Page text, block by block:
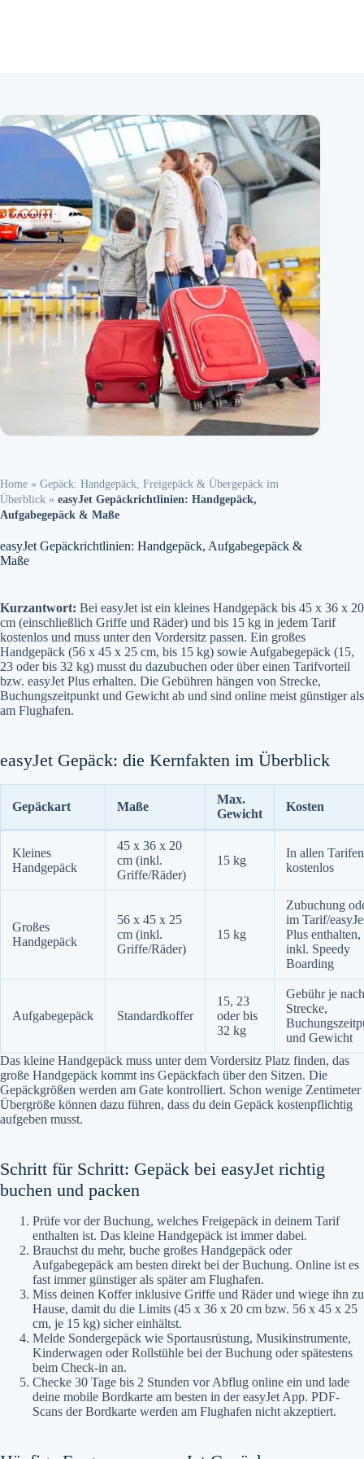
Home » Gepäck: Handgepäck, Freigepäck & Übergepäck im
Überblick » easyJet Gepäckrichtlinien: Handgepäck,
Aufgabegepäck & Maße
easyJet Gepäckrichtlinien: Handgepäck, Aufgabegepäck &
Maße
Kurzantwort: Bei easyJet ist ein kleines Handgepäck bis 45 x 36 x 20
cm (einschließlich Griffe und Räder) und bis 15 kg in jedem Tarif
kostenlos und muss unter den Vordersitz passen. Ein großes
Handgepäck (56 x 45 x 25 cm, bis 15 kg) sowie Aufgabegepäck (15,
23 oder bis 32 kg) musst du dazubuchen oder über einen Tarifvorteil
bzw. easyJet Plus erhalten. Die Gebühren hängen von Strecke,
Buchungszeitpunkt und Gewicht ab und sind online meist günstiger als
am Flughafen.
easyJet Gepäck: die Kernfakten im Überblick
Gepäckart Maße
Max.
Gewicht
Kosten
Kleines
Handgepäck
45 x 36 x 20
cm (inkl.
Griffe/Räder)
15 kg
In allen Tarifen
kostenlos
Großes
Handgepäck
56 x 45 x 25
cm (inkl.
Griffe/Räder)
15 kg
Zubuchung
im Tarif/
Plus enthalten,
inkl. Speedy
Boarding
Aufgabegepäck Standardkoffer
15, 23
oder bis
32 kg
Gebühr je nach
Strecke,
und Gewicht
Das kleine Handgepäck muss unter dem Vordersitz Platz finden, das
große Handgepäck kommt ins Gepäckfach über den Sitzen. Die
Gepäckgrößen werden am Gate kontrolliert. Schon wenige Zentimeter
Übergröße können dazu führen, dass du dein Gepäck kostenpflichtig
aufgeben musst.
Schritt für Schritt: Gepäck bei easyJet richtig
buchen und packen
Prüfe vor der Buchung, welches Freigepäck in deinem Tarif
enthalten ist. Das kleine Handgepäck ist immer dabei.
Brauchst du mehr, buche großes Handgepäck oder
Aufgabegepäck am besten direkt bei der Buchung. Online ist es
fast immer günstiger als später am Flughafen.
Miss deinen Koffer inklusive Griffe und Räder und wiege ihn zu
Hause, damit du die Limits (45 x 36 x 20 cm bzw. 56 x 45 x 25
cm, je 15 kg) sicher einhältst.
Melde Sondergepäck wie Sportausrüstung, Musikinstrumente,
Kinderwagen oder Rollstühle bei der Buchung oder spätestens
beim Check-in an.
Checke 30 Tage bis 2 Stunden vor Abflug online ein und lade
deine mobile Bordkarte am besten in der easyJet App. PDF-
Scans der Bordkarte werden am Flughafen nicht akzeptiert.